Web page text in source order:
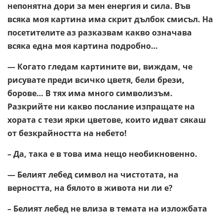
непонятна дори за мен енергия и сила. Във
всяка моя картина има скрит дълбок смисъл. На
посетителите аз разказвам какво означава
всяка една моя картина подробно…
— Когато гледам картините ви, виждам, че
рисувате преди всичко цветя, бели брези,
борове… В тях има много символизъм.
Разкрийте ни какво послание изпращате на
хората с тези ярки цветове, които идват сякаш
от безкрайността на небето!
– Да, така е в това има нещо необикновенно.
— Белият лебед символ на чистотата, на
верността, на бялото в живота ни ли е?
– Белият лебед не влиза в темата на изложбата